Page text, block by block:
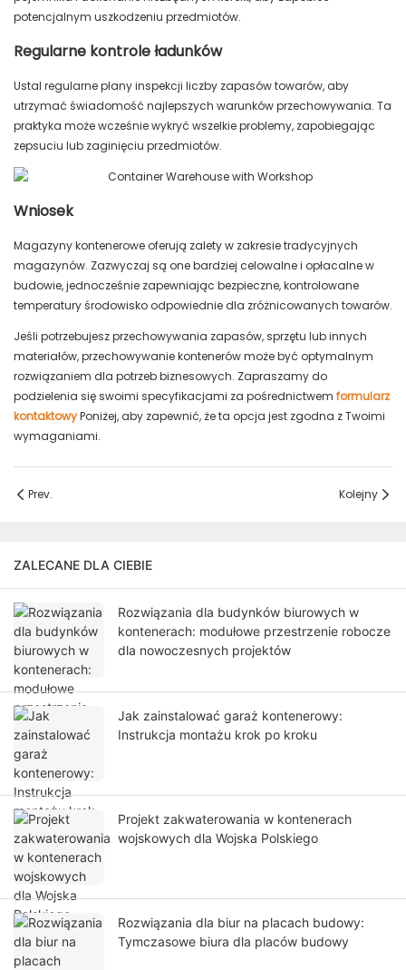
potencjalnym uszkodzeniu przedmiotów.
Regularne kontrole ładunków
Ustal regularne plany inspekcji liczby zapasów towarów, aby
utrzymać świadomość najlepszych warunków przechowywania. Ta
praktyka może wcześnie wykryć wszelkie problemy, zapobiegając
zepsuciu lub zaginięciu przedmiotów.
Wniosek
Magazyny kontenerowe oferują zalety w zakresie tradycyjnych
magazynów. Zazwyczaj są one bardziej celowalne i opłacalne w
budowie, jednocześnie zapewniając bezpieczne, kontrolowane
temperatury środowisko odpowiednie dla zróżnicowanych towarów.
Jeśli potrzebujesz przechowywania zapasów, sprzętu lub innych
materiałów, przechowywanie kontenerów może być optymalnym
rozwiązaniem dla potrzeb biznesowych. Zapraszamy do
podzielenia się swoimi specyfikacjami za pośrednictwem formularz
kontaktowyPoniżej, aby zapewnić, że ta opcja jest zgodna z Twoimi
wymaganiami.
Prev. Kolejny
ZALECANE DLA CIEBIE
Rozwiązania dla budynków biurowych w
kontenerach: modułowe przestrzenie robocze
dla nowoczesnych projektów
Jak zainstalować garaż kontenerowy:
Instrukcja montażu krok po kroku
Projekt zakwaterowania w kontenerach
wojskowych dla Wojska Polskiego
Rozwiązania dla biur na placach budowy:
Tymczasowe biura dla placów budowy